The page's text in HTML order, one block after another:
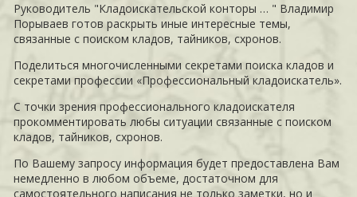
Руководитель "Кладоискательской конторы … " Владимир
Порываев готов раскрыть иные интересные темы,
связанные с поиском кладов, тайников, схронов.
Поделиться многочисленными секретами поиска кладов и
секретами профессии «Профессиональный кладоискатель».
С точки зрения профессионального кладоискателя
прокомментировать любы ситуации связанные с поиском
кладов, тайников, схронов.
По Вашему запросу информация будет предоставлена Вам
немедленно в любом объеме, достаточном для
самостоятельного написания не только заметки, но и